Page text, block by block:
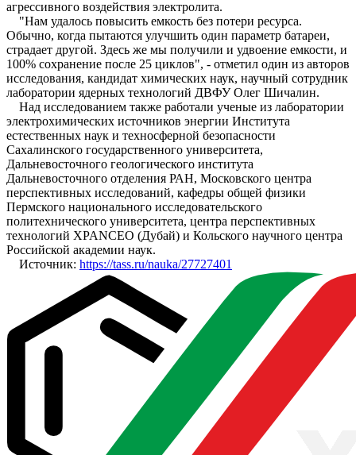
агрессивного воздействия электролита.
"Нам удалось повысить емкость без потери ресурса.
Обычно, когда пытаются улучшить один параметр батареи,
страдает другой. Здесь же мы получили и удвоение емкости, и
100% сохранение после 25 циклов", - отметил один из авторов
исследования, кандидат химических наук, научный сотрудник
лаборатории ядерных технологий ДВФУ Олег Шичалин.
Над исследованием также работали ученые из лаборатории
электрохимических источников энергии Института
естественных наук и техносферной безопасности
Сахалинского государственного университета,
Дальневосточного геологического института
Дальневосточного отделения РАН, Московского центра
перспективных исследований, кафедры общей физики
Пермского национального исследовательского
политехнического университета, центра перспективных
технологий XPANCEO (Дубай) и Кольского научного центра
Российской академии наук.
Источник: https://tass.ru/nauka/27727401